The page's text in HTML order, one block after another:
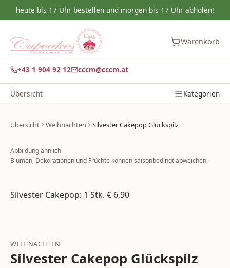
heute bis 17 Uhr bestellen und morgen bis 17 Uhr abholen!
Warenkorb
+43 1 904 92 12 cccm@cccm.at
Übersicht Kategorien
Übersicht Weihnachten Silvester Cakepop Glückspilz
Abbildung ähnlich
Blumen, Dekorationen und Früchte können saisonbedingt abweichen.
Silvester Cakepop: 1 Stk. € 6,90
WEIHNACHTEN
Silvester Cakepop Glückspilz